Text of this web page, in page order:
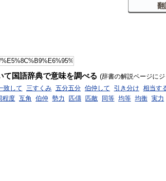
て国語辞典で意味を調べる (辞書の解説ページに
致して 三すくみ 五分五分 伯仲して 引き分け 相当す
程度 互角 伯仲 勢力 匹儔 匹敵 同等 均等 均衡 実力